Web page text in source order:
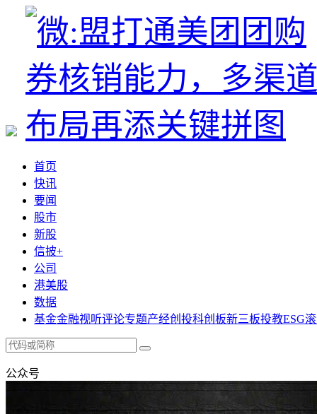
首页
快讯
要闻
股市
新股
信披+
公司
港美股
数据
基金金融视听评论专题产经创投科创板新三板投教ESG
公众号